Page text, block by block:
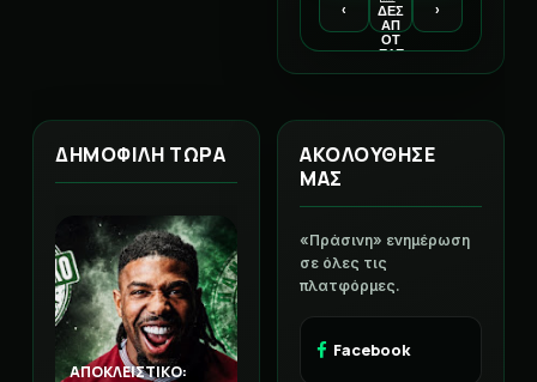
‹
ΔΕΣ
ΑΠ
ΟΤ
ΕΛΕ
›
ΔΗΜΟΦΙΛΗ ΤΩΡΑ
ΑΠΟΚΛΕΙΣΤΙΚΟ:
ΑΚΟΛΟΥΘΗΣΕ
ΜΑΣ
«Πράσινη» ενημέρωση
σε όλες τις
πλατφόρμες.
Facebook